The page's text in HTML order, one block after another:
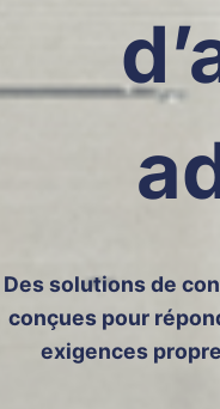
Des solutions de
conçues pour
exigences